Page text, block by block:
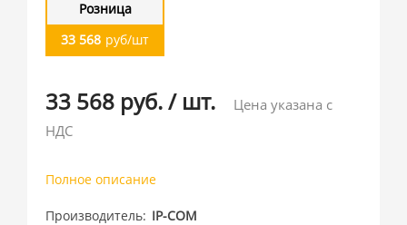
Розница
33 568 руб/шт
33 568 руб./ шт.
Цена указана с
НДС
Полное описание
Производитель IP-COM